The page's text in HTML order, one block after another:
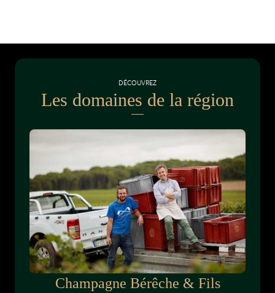
DÉCOUVREZ
Les domaines de la région
Champagne Bérêche & Fils